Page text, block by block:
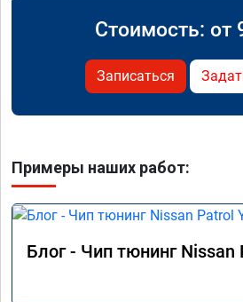
Стоимость: от
Записаться
Примеры наших работ:
Блог - Чип тюнинг Nissan